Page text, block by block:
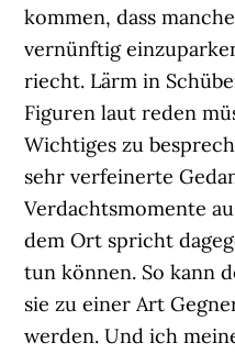
kommen, dass
vernünftig
riecht. Lärm in
Figuren laut reden
Wichtiges zu
sehr verfeinerte
Verdachtsmomente
dem Ort spricht
tun können. So kann
sie zu einer Art
werden. Und ich